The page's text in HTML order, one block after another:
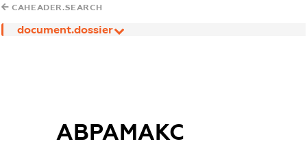
CAHEADER.SEARCH
document.dossier
АВРАМАКС